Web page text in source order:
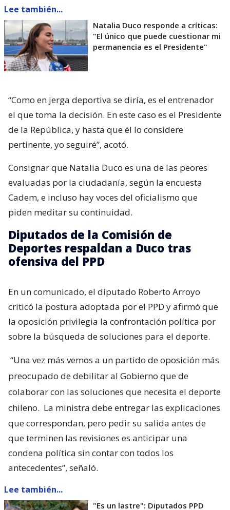
Lee también...
Natalia Duco responde a críticas:
"El único que puede cuestionar mi
permanencia es el Presidente"
“Como en jerga deportiva se diría, es el entrenador
el que toma la decisión. En este caso es el Presidente
de la República, y hasta que él lo considere
pertinente, yo seguiré”, acotó.
Consignar que Natalia Duco es una de las peores
evaluadas por la ciudadanía, según la encuesta
Cadem, e incluso hay voces del oficialismo que
piden meditar su continuidad.
Diputados de la Comisión de
Deportes respaldan a Duco tras
ofensiva del PPD
En un comunicado, el diputado Roberto Arroyo
criticó la postura adoptada por el PPD y afirmó que
la oposición privilegia la confrontación política por
sobre la búsqueda de soluciones para el deporte.
“Una vez más vemos a un partido de oposición más
preocupado de debilitar al Gobierno que de
colaborar con las soluciones que necesita el deporte
chileno. La ministra debe entregar las explicaciones
que correspondan, pero pedir su salida antes de
que terminen las revisiones es anticipar una
condena política sin contar con todos los
antecedentes”, señaló.
Lee también...
"Es un lastre": Diputados PPD